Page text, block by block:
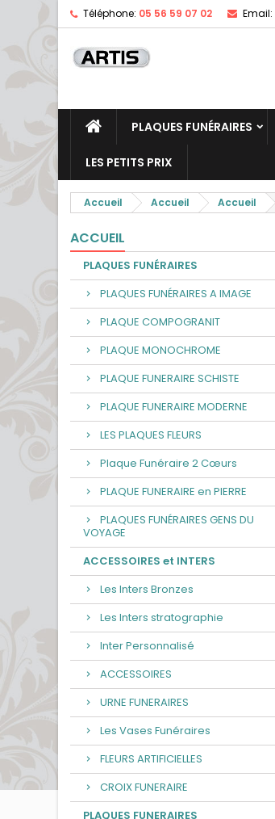
Téléphone: 05 56 59 07 02 Email:
PLAQUES FUNÉRAIRES
LES PETITS PRIX
Accueil Accueil Accueil
ACCUEIL
PLAQUES FUNÉRAIRES
PLAQUES FUNÉRAIRES A IMAGE
PLAQUE COMPOGRANIT
PLAQUE MONOCHROME
PLAQUE FUNERAIRE SCHISTE
PLAQUE FUNERAIRE MODERNE
LES PLAQUES FLEURS
Plaque Funéraire 2 Cœurs
PLAQUE FUNERAIRE en PIERRE
PLAQUES FUNÉRAIRES GENS DU
VOYAGE
ACCESSOIRES et INTERS
Les Inters Bronzes
Les Inters stratographie
Inter Personnalisé
ACCESSOIRES
URNE FUNERAIRES
Les Vases Funéraires
FLEURS ARTIFICIELLES
CROIX FUNERAIRE
PLAQUES FUNERAIRES